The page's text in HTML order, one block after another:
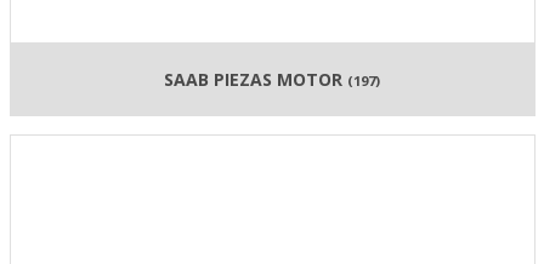
SAAB PIEZAS MOTOR (197)